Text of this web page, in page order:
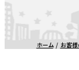
ホーム お客